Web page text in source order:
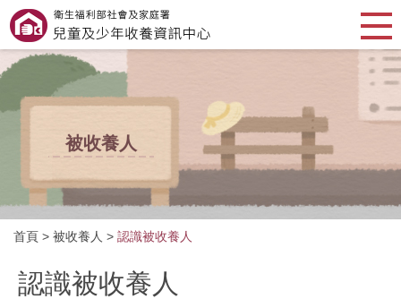
被收養人
首頁 > 被收養人 > 認識被收養人
認識被收養人